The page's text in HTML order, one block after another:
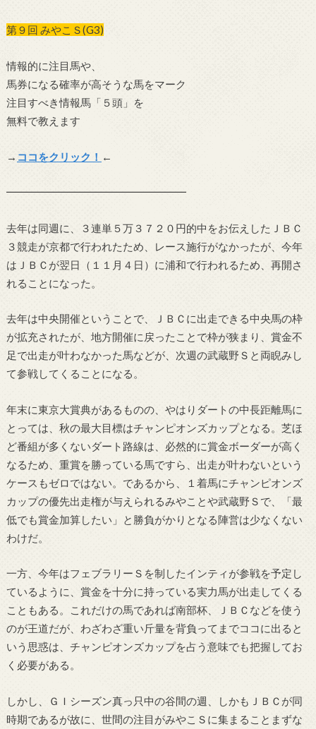
第９回 みやこＳ(G3)
情報的に注目馬や、
馬券になる確率が高そうな馬をマーク
注目すべき情報馬「５頭」を
無料で教えます
→ ココをクリック！ ←
━━━━━━━━━━━━━━━━━
去年は同週に、３連単５万３７２０円的中をお伝えしたＪＢＣ
３競走が京都で行われたため、レース施行がなかったが、今年
はＪＢＣが翌日（１１月４日）に浦和で行われるため、再開さ
れることになった。
去年は中央開催ということで、ＪＢＣに出走できる中央馬の枠
が拡充されたが、地方開催に戻ったことで枠が狭まり、賞金不
足で出走が叶わなかった馬などが、次週の武蔵野Ｓと両睨みし
て参戦してくることになる。
年末に東京大賞典があるものの、やはりダートの中長距離馬に
とっては、秋の最大目標はチャンピオンズカップとなる。芝ほ
ど番組が多くないダート路線は、必然的に賞金ボーダーが高く
なるため、重賞を勝っている馬ですら、出走が叶わないという
ケースもゼロではない。であるから、１着馬にチャンピオンズ
カップの優先出走権が与えられるみやことや武蔵野Ｓで、「最
低でも賞金加算したい」と勝負がかりとなる陣営は少なくない
わけだ。
一方、今年はフェブラリーＳを制したインティが参戦を予定し
ているように、賞金を十分に持っている実力馬が出走してくる
こともある。これだけの馬であれば南部杯、ＪＢＣなどを使う
のが王道だが、わざわざ重い斤量を背負ってまでココに出ると
いう思惑は、チャンピオンズカップを占う意味でも把握してお
く必要がある。
しかし、ＧＩシーズン真っ只中の谷間の週、しかもＪＢＣが同
時期であるが故に、世間の注目がみやこＳに集まることまずな